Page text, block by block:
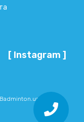
[ Instagram ]
© 2026